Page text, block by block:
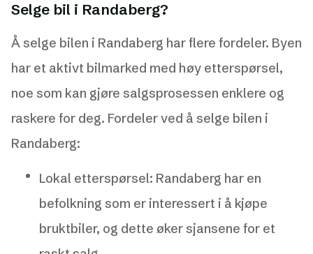
Selge bil i Randaberg?
Å selge bilen i Randaberg har flere fordeler. Byen
har et aktivt bilmarked med høy etterspørsel,
noe som kan gjøre salgsprosessen enklere og
raskere for deg. Fordeler ved å selge bilen i
Randaberg:
Lokal etterspørsel: Randaberg har en
befolkning som er interessert i å kjøpe
bruktbiler, og dette øker sjansene for et